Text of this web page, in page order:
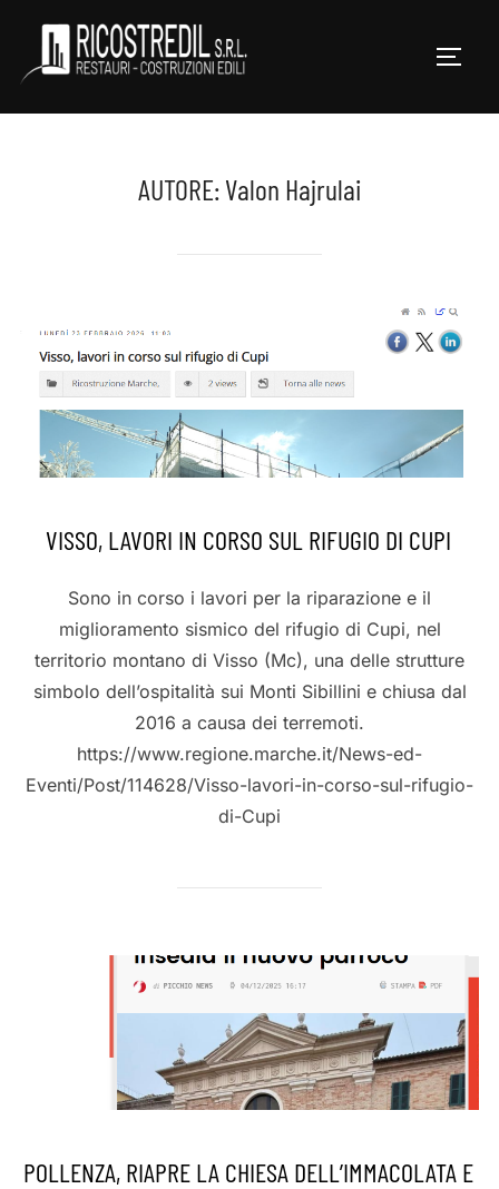
contenuto
AUTORE:Valon Hajrulai
VISSO, LAVORI IN CORSO SUL RIFUGIO DI CUPI
Sono in corso i lavori per la riparazione e il
miglioramento sismico del rifugio di Cupi, nel
territorio montano di Visso (Mc), una delle strutture
simbolo dell’ospitalità sui Monti Sibillini e chiusa dal
2016 a causa dei terremoti.
https://www.regione.marche.it/News-ed-
Eventi/Post/114628/Visso-lavori-in-corso-sul-rifugio-
di-Cupi
POLLENZA, RIAPRE LA CHIESA DELL’IMMACOLATA E